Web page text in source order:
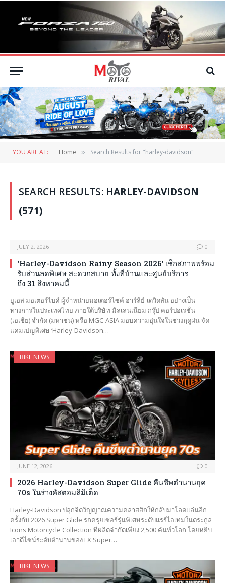
YOU ARE AT: Home » Search Results for "harley-davidson"
SEARCH RESULTS: HARLEY-DAVIDSON
(571)
JULY 2, 2026 0
‘Harley-Davidson Rainy Season 2026’ เช็กสภาพพร้อม
รับส่วนลดพิเศษ สะดวกสบาย ทั้งที่บ้านและศูนย์บริการ
ถึง 31 สิงหาคมนี้
ยูเอส มอเตอร์ไบค์ ผู้จำหน่ายมอเตอร์ไซค์ ฮาร์ลีย์-เดวิดสัน อย่างเป็น
ทางการในประเทศไทย ภายใต้บริษัท มิลเลนเนียม กรุ๊ป คอร์ปอเรชั่น
(เอเชีย) จำกัด (มหาชน) หรือ MGC-ASIA มอบความอุ่นใจในช่วงฤดูฝน จัด
แคมเปญพิเศษ ‘Harley-Davidson…
BIKE NEWS
JUNE 12, 2026 0
2026 Harley-Davidson Super Glide คืนชีพตำนานยุค
70s ในร่างคัสตอมลิมิเต็ด
Harley-Davidson ปลุกจิตวิญญาณความคลาสสิกให้กลับมาโลดแล่นอีก
ครั้งกับ 2026 Super Glide รถครุยเซอร์รุ่นพิเศษระดับแรร์ไอเทมในตระกูล
Icons Motorcycle Collection ที่ผลิตจำกัดเพียง 2,500 คันทั่วโลก โดยหยิบ
เอาดีไซน์ระดับตำนานของ FX Super…
BIKE NEWS